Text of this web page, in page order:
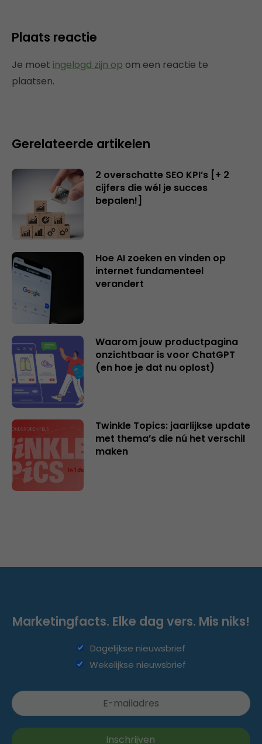
Plaats reactie
Je moet ingelogd zijn op om een reactie te
plaatsen.
Gerelateerde artikelen
2 overschatte SEO KPI’s [+ 2
cijfers die wél je succes
bepalen!]
Hoe AI zoeken en vinden op
internet fundamenteel
verandert
Waarom jouw productpagina
onzichtbaar is voor ChatGPT
(en hoe je dat nu oplost)
Twinkle Topics: jaarlijkse update
met thema’s die nú het verschil
maken
Marketingfacts. Elke dag vers. Mis niks!
Dagelijkse nieuwsbrief
Wekelijkse nieuwsbrief